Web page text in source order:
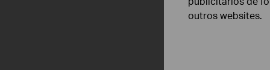
outros websites.